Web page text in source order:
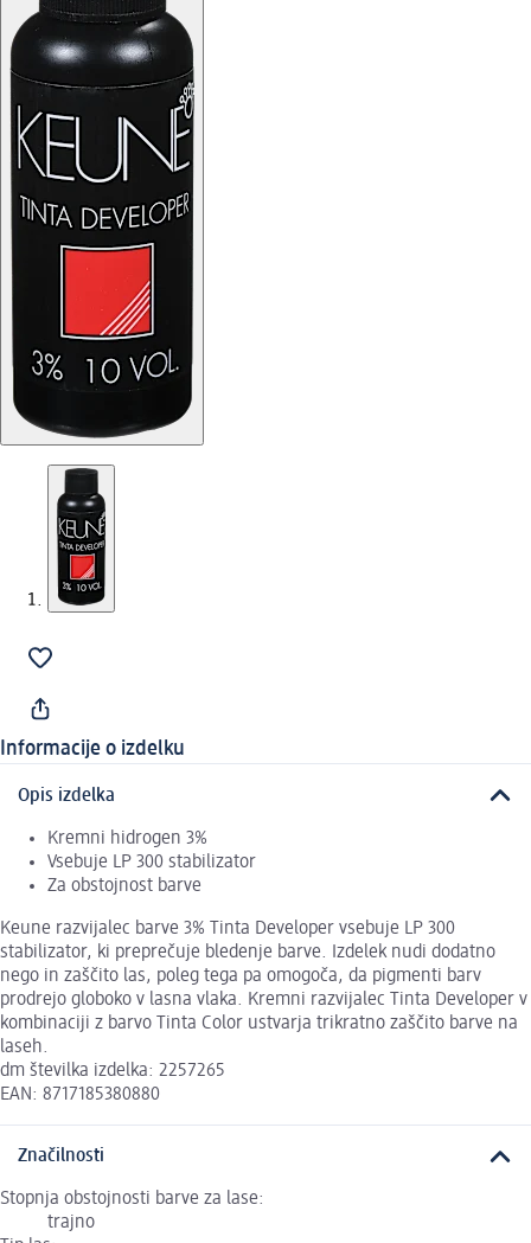
Informacije o izdelku
Opis izdelka
Kremni hidrogen 3%
Vsebuje LP 300 stabilizator
Za obstojnost barve
Keune razvijalec barve 3% Tinta Developer vsebuje LP 300
stabilizator, ki preprečuje bledenje barve. Izdelek nudi dodatno
nego in zaščito las, poleg tega pa omogoča, da pigmenti barv
prodrejo globoko v lasna vlaka. Kremni razvijalec Tinta Developer v
kombinaciji z barvo Tinta Color ustvarja trikratno zaščito barve na
laseh.
dm številka izdelka: 2257265
EAN: 8717185380880
Značilnosti
Stopnja obstojnosti barve za lase:
trajno